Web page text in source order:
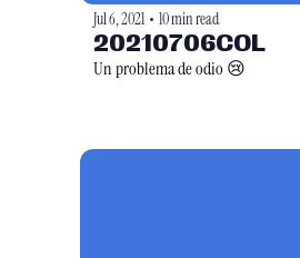
Jul 6, 2021 • 10 min read
20210706COL
Un problema de odio 😢